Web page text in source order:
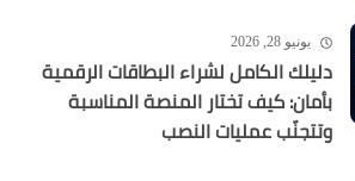
يونيو 28, 2026
دليلك الكامل لشراء البطاقات الرقمية
بأمان: كيف تختار المنصة المناسبة
وتتجنّب عمليات النصب